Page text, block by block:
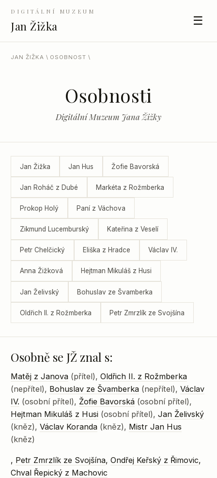
DIGITÁLNÍ MUZEUM
Jan Žižka ☰
JAN ŽIŽKA \ OSOBNOST \
Osobnosti
Digitální Muzeum Jana Žižky
Jan Žižka Jan Hus Žofie Bavorská
Jan Roháč z Dubé Markéta z Rožmberka
Prokop Holý Paní z Váchova
Zikmund Lucemburský Kateřina z Veselí
Petr Chelčický Eliška z Hradce Václav IV.
Anna Žižková Hejtman Mikuláš z Husi
Jan Želivský Bohuslav ze Švamberka
Oldřich II. z Rožmberka Petr Zmrzlík ze Svojšína
Osobně se JŽ znal s:
Matěj z Janova (přítel),Oldřich II. z Rožmberka
(nepřítel), Bohuslav ze Švamberka (nepřítel),Václav
IV. (osobní přítel), Žofie Bavorská (osobní přítel),
Hejtman Mikuláš z Husi (osobní přítel),Jan Želivský
(kněz),Václav Koranda (kněz), Mistr Jan Hus
(kněz)
, Petr Zmrzlík ze Svojšína,Ondřej Keřský z Řimovic,
Chval Řepický z Machovic